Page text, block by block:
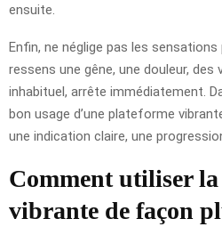
ensuite.
Enfin, ne néglige pas les
ressens une gêne, une douleur,
inhabituel, arrête immédiatement.
bon usage d’une plateforme
une indication claire, une
Comment utiliser
vibrante de façon